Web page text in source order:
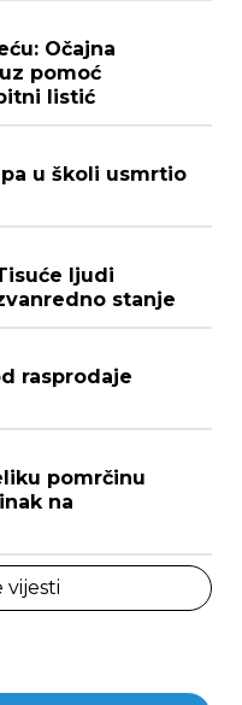
Očajna
pomoć
listić
u školi usmrtio
ljudi
stanje
rasprodaje
pomrčinu
na
vijesti